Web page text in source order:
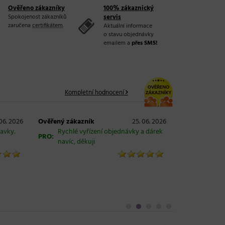
Ověřeno zákazníky
Spokojenost zákazníků
zaručena certifikátem.
100% zákaznický
servis
Aktuální informace
o stavu objednávky
emailem a přes SMS!
Kompletní hodnocení
2026
Ověřený zákazník
25. 06. 2026
PRO: Rychlé vyřízení objednávky a dárek
navíc, děkuji